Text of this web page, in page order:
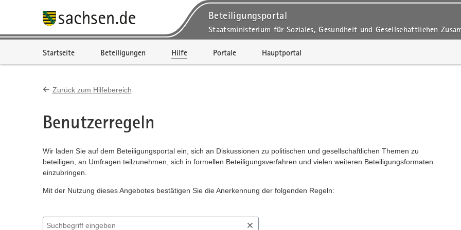
Beteiligungsportal
Staatsministerium für Soziales, Gesundheit und Gesellschaftlichen
Startseite Beteiligungen Hilfe Portale Hauptportal
Zurück zum Hilfebereich
Benutzerregeln
Wir laden Sie auf dem Beteiligungsportal ein, sich an Diskussionen zu politischen und gesellschaftlichen Themen zu
beteiligen, an Umfragen teilzunehmen, sich in formellen Beteiligungsverfahren und vielen weiteren Beteiligungsformaten
einzubringen.
Mit der Nutzung dieses Angebotes bestätigen Sie die Anerkennung der folgenden Regeln:
Suchbegriff eingeben